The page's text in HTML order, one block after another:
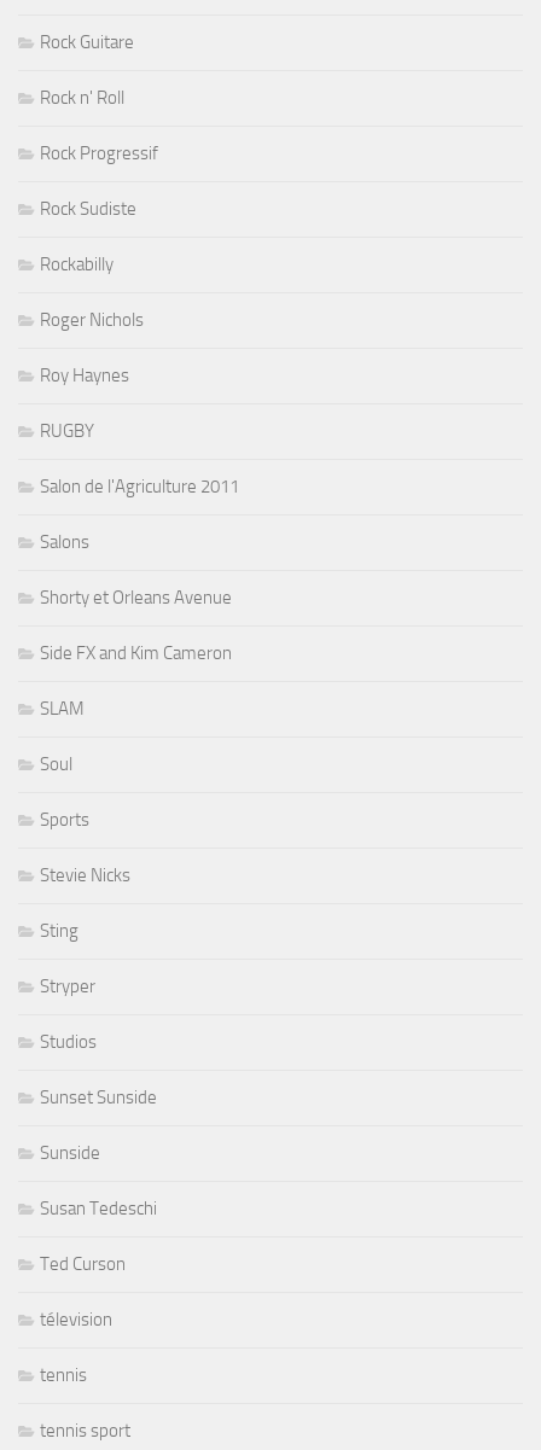
Rock Guitare
Rock n' Roll
Rock Progressif
Rock Sudiste
Rockabilly
Roger Nichols
Roy Haynes
RUGBY
Salon de l'Agriculture 2011
Salons
Shorty et Orleans Avenue
Side FX and Kim Cameron
SLAM
Soul
Sports
Stevie Nicks
Sting
Stryper
Studios
Sunset Sunside
Sunside
Susan Tedeschi
Ted Curson
télevision
tennis
tennis sport